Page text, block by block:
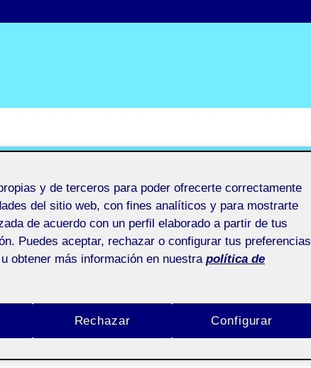
y de terceros para poder ofrecerte correctamente
del sitio web, con fines analíticos y para mostrarte
de acuerdo con un perfil elaborado a partir de tus
Puedes aceptar, rechazar o configurar tus preferencias
obtener más información en nuestra política de
Rechazar Configurar